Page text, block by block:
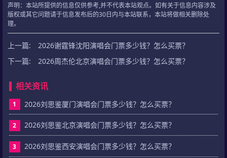
声明：本站所提供的信息仅供参考,并不代表本站观点。如有关于信息内容涉及
版权或其它问题请于信息发布后的30日内与本站联系，本站将做相关删除处
理。
上一篇: 2026谢霆锋沈阳演唱会门票多少钱？怎么买票？
下一篇: 2026周杰伦北京演唱会门票多少钱？怎么买票？
相关资讯
1 2026刘思鉴厦门演唱会门票多少钱？怎么买票？
2 2026刘思鉴北京演唱会门票多少钱？怎么买票？
3 2026刘思鉴西安演唱会门票多少钱？怎么买票？